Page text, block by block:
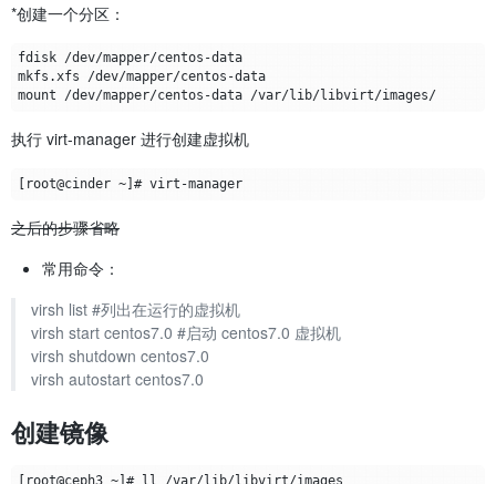
*创建一个分区：
fdisk /dev/mapper/centos-data
mkfs.xfs /dev/mapper/centos-data
mount /dev/mapper/centos-data /var/lib/libvirt/images/
执行 virt-manager 进行创建虚拟机
[root@cinder ~]# virt-manager
之后的步骤省略
常用命令：
virsh list #列出在运行的虚拟机
virsh start centos7.0 #启动 centos7.0 虚拟机
virsh shutdown centos7.0
virsh autostart centos7.0
创建镜像